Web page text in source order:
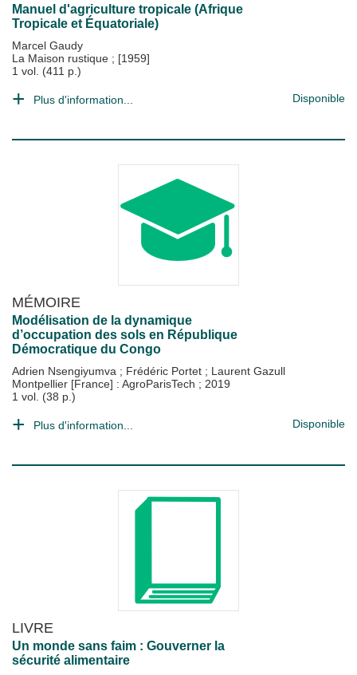
Manuel d'agriculture tropicale (Afrique
Tropicale et Équatoriale)
Marcel Gaudy
La Maison rustique ; [1959]
1 vol. (411 p.)
Plus d'information... Disponible
MÉMOIRE
Modélisation de la dynamique
d’occupation des sols en République
Démocratique du Congo
Adrien Nsengiyumva ; Frédéric Portet ; Laurent Gazull
Montpellier [France] : AgroParisTech ; 2019
1 vol. (38 p.)
Plus d'information... Disponible
LIVRE
Un monde sans faim : Gouverner la
sécurité alimentaire